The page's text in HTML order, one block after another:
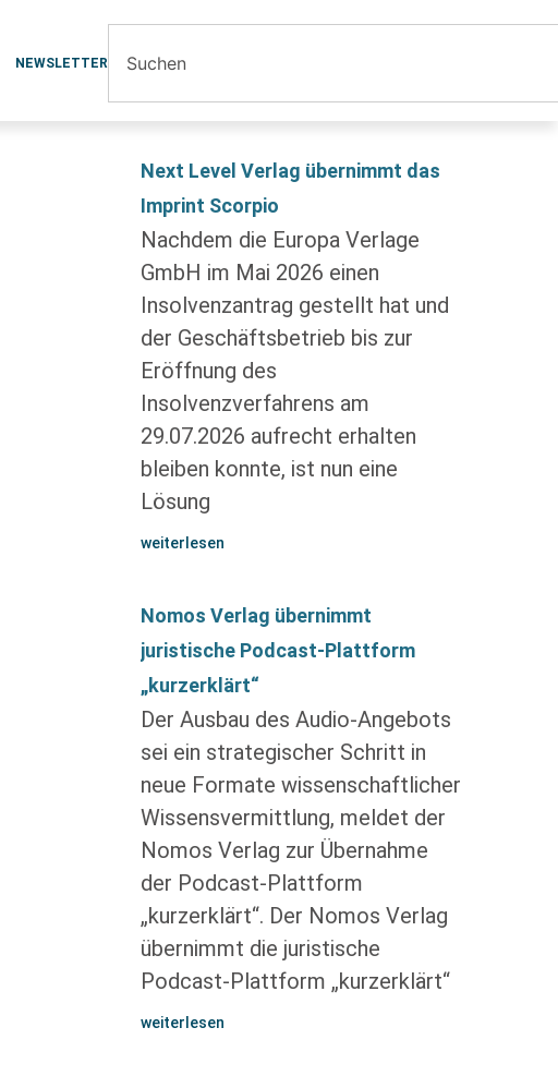
NEWSLETTER
Next Level Verlag übernimmt das
Imprint Scorpio
Nachdem die Europa Verlage
GmbH im Mai 2026 einen
Insolvenzantrag gestellt hat und
der Geschäftsbetrieb bis zur
Eröffnung des
Insolvenzverfahrens am
29.07.2026 aufrecht erhalten
bleiben konnte, ist nun eine
Lösung
weiterlesen
Nomos Verlag übernimmt
juristische Podcast-Plattform
„kurzerklärt“
Der Ausbau des Audio-Angebots
sei ein strategischer Schritt in
neue Formate wissenschaftlicher
Wissensvermittlung, meldet der
Nomos Verlag zur Übernahme
der Podcast-Plattform
„kurzerklärt“. Der Nomos Verlag
übernimmt die juristische
Podcast-Plattform „kurzerklärt“
weiterlesen